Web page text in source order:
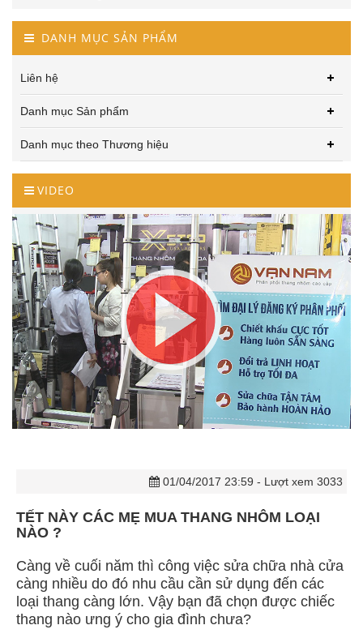
DANH MỤC SẢN PHẨM
Liên hệ
Danh mục Sản phẩm
Danh mục theo Thương hiệu
VIDEO
01/04/2017 23:59 - Lượt xem 3033
TẾT NÀY CÁC MẸ MUA THANG NHÔM LOẠI
NÀO ?
Càng về cuối năm thì công việc sửa chữa nhà cửa
càng nhiều do đó nhu cầu cần sử dụng đến các
loại thang càng lớn. Vậy bạn đã chọn được chiếc
thang nào ưng ý cho gia đình chưa?